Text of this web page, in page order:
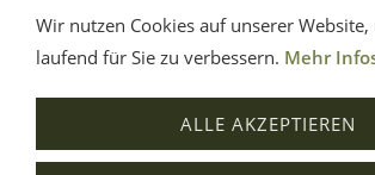
AGB Impressum
Datenschutz
Hilfe
© Aue-Verlag GmbH,
Verträge widerrufen
Wir nutzen Cookies auf unserer
laufend für Sie zu verbessern. Mehr
ALLE AKZEPTIEREN